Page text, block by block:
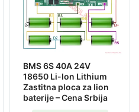
BMS 6S 40A 24V
18650 Li-Ion Lithium
Zastitna ploca za lion
baterije – Cena Srbija